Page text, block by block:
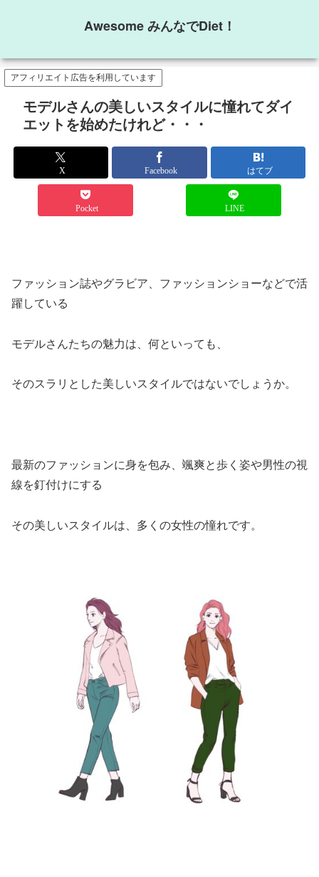
Awesome みんなでDiet！
アフィリエイト広告を利用しています
モデルさんの美しいスタイルに憧れてダイ
エットを始めたけれど・・・
X Facebook はてブ
Pocket LINE
ファッション誌やグラビア、ファッションショーなどで活
躍している
モデルさんたちの魅力は、何といっても、
そのスラリとした美しいスタイルではないでしょうか。
最新のファッションに身を包み、颯爽と歩く姿や男性の視
線を釘付けにする
その美しいスタイルは、多くの女性の憧れです。